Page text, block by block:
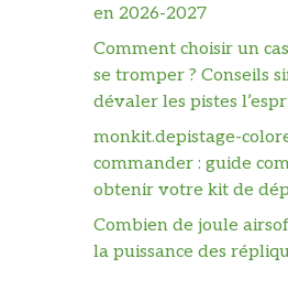
en 2026-2027
Comment choisir un
se tromper ? Conseils
dévaler les pistes
monkit.depistage-
commander : guide
obtenir votre kit de
Combien de joule
la puissance des